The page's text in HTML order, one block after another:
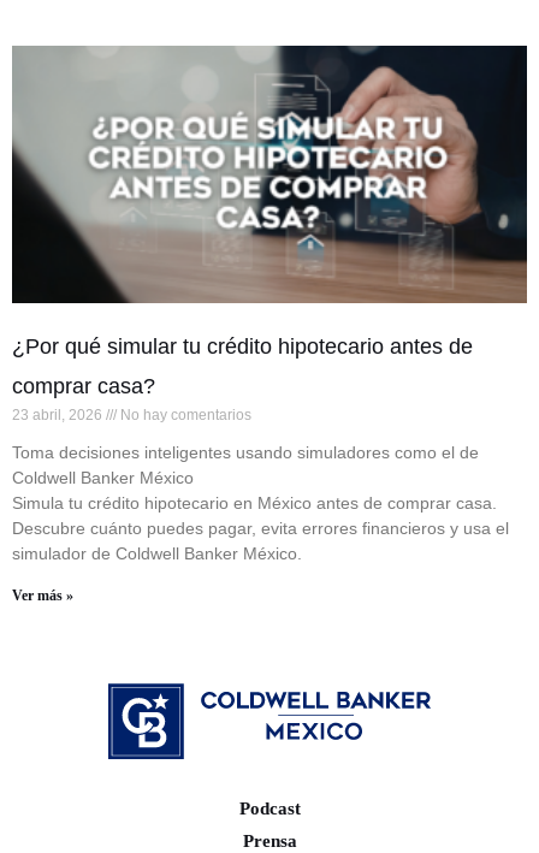
¿Por qué simular tu crédito hipotecario antes de
comprar casa?
23 abril, 2026 No hay comentarios
Toma decisiones inteligentes usando simuladores como el de
Coldwell Banker México
Simula tu crédito hipotecario en México antes de comprar casa.
Descubre cuánto puedes pagar, evita errores financieros y usa el
simulador de Coldwell Banker México.
Ver más »
Podcast
Prensa